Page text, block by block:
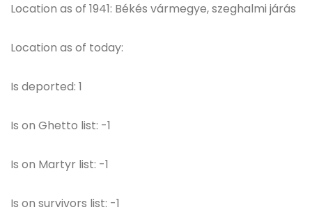
Location as of 1941: Békés vármegye, szeghalmi járás
Location as of today:
Is deported: 1
Is on Ghetto list: -1
Is on Martyr list: -1
Is on survivors list: -1